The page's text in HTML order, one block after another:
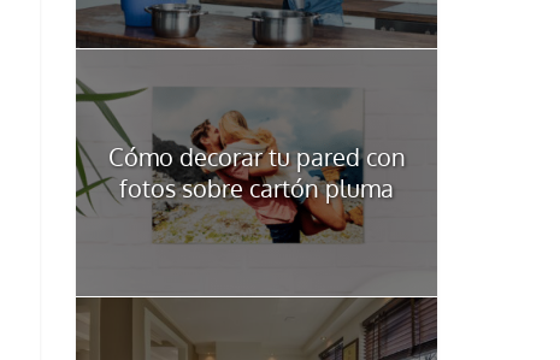
Cómo decorar tu pared con
fotos sobre cartón pluma